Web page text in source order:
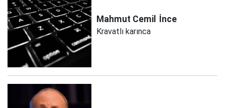
Mahmut Cemil İnce
Kravatlı karınca